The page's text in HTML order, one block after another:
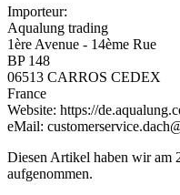
Importeur:
Aqualung trading
1ère Avenue - 14ème Rue
BP 148
06513 CARROS CEDEX
France
Website: https://
eMail:
Diesen Artikel haben wir am
aufgenommen.